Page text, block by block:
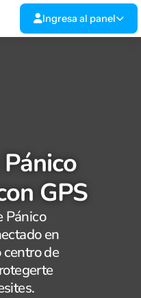
Ingresa al panel
GPS
Pánico
en
de